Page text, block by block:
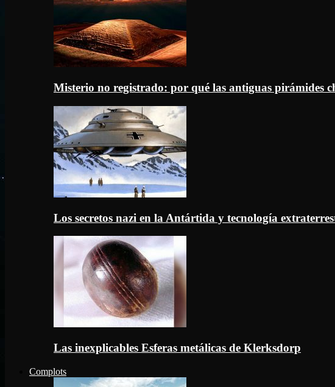
Misterio no registrado: por qué las antiguas pirámides
Los secretos nazi en la Antártida y tecnología
Las inexplicables Esferas metálicas de Klerksdorp
Complots